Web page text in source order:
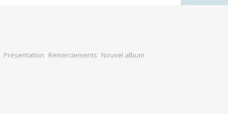
Présentation Remerciements Nouvel album